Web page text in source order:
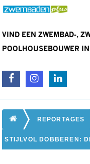
VIND EEN ZWEMBAD-,
POOLHOUSEBOUWER
REPORTAGES
STIJLVOL DOBBEREN: